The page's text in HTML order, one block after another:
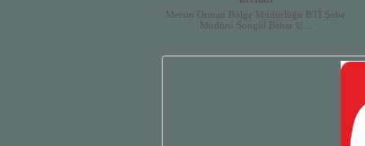
Mersin Orman Bölge Müdürlüğü BTİ Şube
Müdürü Songül Bahar U...